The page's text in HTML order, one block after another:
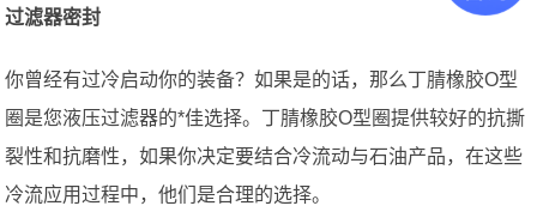
过滤器密封
你曾经有过冷启动你的装备？如果是的话，那么丁腈橡胶O型
圈是您液压过滤器的*佳选择。丁腈橡胶O型圈提供较好的抗撕
裂性和抗磨性，如果你决定要结合冷流动与石油产品，在这些
冷流应用过程中，他们是合理的选择。